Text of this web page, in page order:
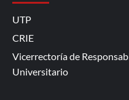
UTP
CRIE
Vicerrectoría de
Universitario